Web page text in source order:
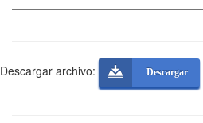
Descargar archivo: Descargar